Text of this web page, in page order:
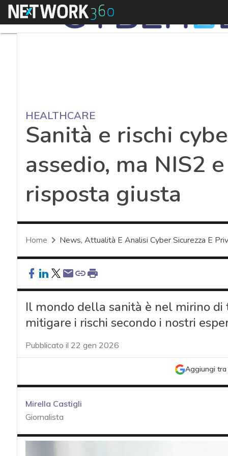
Menu
HEALTHCARE
Sanità e rischi
assedio, ma NIS2
risposta giusta
Home News, Attualità E Analisi Cyber Sicurezza E
Il mondo della sanità è nel mirino
mitigare i rischi secondo i nostri
Pubblicato il 22 gen 2026
Aggiungi tra
Mirella Castigli
Giornalista